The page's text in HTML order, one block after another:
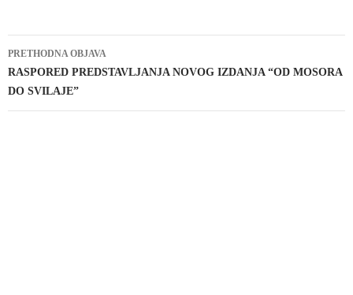
Navigacija
objava
PRETHODNA OBJAVA
RASPORED PREDSTAVLJANJA NOVOG IZDANJA “OD MOSORA
DO SVILAJE”